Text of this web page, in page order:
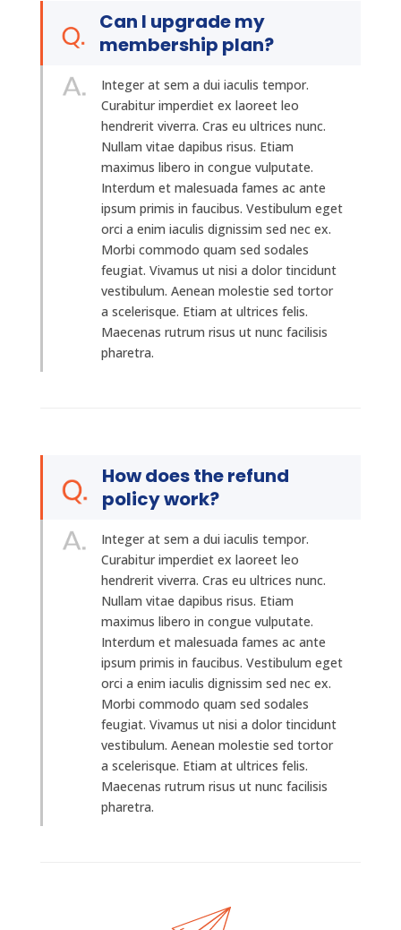
Can I upgrade my
membership plan?
Integer at sem a dui iaculis tempor.
Curabitur imperdiet ex laoreet leo
hendrerit viverra. Cras eu ultrices nunc.
Nullam vitae dapibus risus. Etiam
maximus libero in congue vulputate.
Interdum et malesuada fames ac ante
ipsum primis in faucibus. Vestibulum eget
orci a enim iaculis dignissim sed nec ex.
Morbi commodo quam sed sodales
feugiat. Vivamus ut nisi a dolor tincidunt
vestibulum. Aenean molestie sed tortor
a scelerisque. Etiam at ultrices felis.
Maecenas rutrum risus ut nunc facilisis
pharetra.
How does the refund
policy work?
Integer at sem a dui iaculis tempor.
Curabitur imperdiet ex laoreet leo
hendrerit viverra. Cras eu ultrices nunc.
Nullam vitae dapibus risus. Etiam
maximus libero in congue vulputate.
Interdum et malesuada fames ac ante
ipsum primis in faucibus. Vestibulum eget
orci a enim iaculis dignissim sed nec ex.
Morbi commodo quam sed sodales
feugiat. Vivamus ut nisi a dolor tincidunt
vestibulum. Aenean molestie sed tortor
a scelerisque. Etiam at ultrices felis.
Maecenas rutrum risus ut nunc facilisis
pharetra.